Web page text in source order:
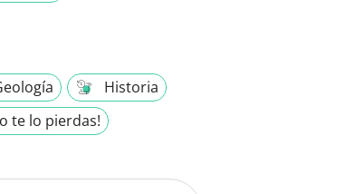
Historia
te lo pierdas!